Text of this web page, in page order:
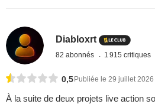
Diabloxrt
82 abonnés 1 915 critiques
0,5Publiée le 29 juillet 2026
À la suite de deux projets live action